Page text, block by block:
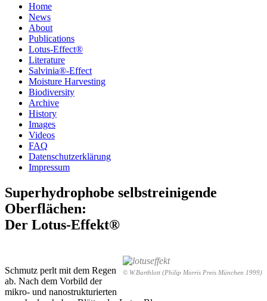
Home
News
About
Publications
Lotus-Effect®
Literature
Salvinia®-Effect
Moisture Harvesting
Biodiversity
Archive
History
Images
Videos
FAQ
Datenschutzerklärung
Impressum
Superhydrophobe selbstreinigende
Oberflächen:
Der Lotus-Effekt®
© W.Barthlott (Philip Morris Preis München 1999)
Schmutz perlt mit dem Regen
ab. Nach dem Vorbild der
mikro- und nanostrukturierten